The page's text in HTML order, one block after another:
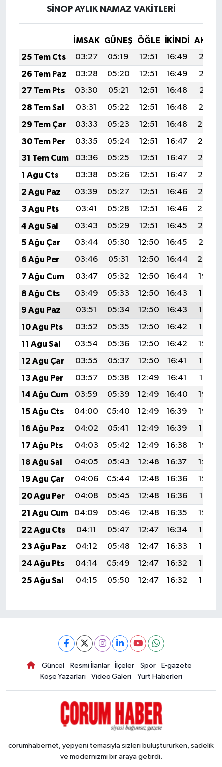
SİNOP AYLIK NAMAZ VAKITLERI
İMSAK GÜNEŞ ÖĞLE İKINDI
25 Tem Cts
03:27 05:19 12:51 16:49
20:13
26 Tem Paz
03:28 05:20 12:51 16:49
20:12
27 Tem Pts
03:30 05:21 12:51 16:48
20:11
28 Tem Sal
03:31 05:22 12:51 16:48
20:10
29 Tem Çar
03:33 05:23 12:51 16:48
20:09
30 Tem Per
03:35 05:24 12:51 16:47
20:08
31 Tem Cum
03:36 05:25 12:51 16:47
20:07
1 Ağu Cts
03:38 05:26 12:51 16:47
20:06
2 Ağu Paz
03:39 05:27 12:51 16:46
20:05
3 Ağu Pts
03:41 05:28 12:51 16:46
20:04
4 Ağu Sal
03:43 05:29 12:51 16:45
20:03
5 Ağu Çar
03:44 05:30 12:50 16:45
20:01
6 Ağu Per
03:46 05:31 12:50 16:44
20:00
7 Ağu Cum
03:47 05:32 12:50 16:44
19:59
8 Ağu Cts
03:49 05:33 12:50 16:43
19:58
9 Ağu Paz
03:51 05:34 12:50 16:43
19:56
10 Ağu Pts
03:52 05:35 12:50 16:42
19:55
11 Ağu Sal
03:54 05:36 12:50 16:42
19:54
12 Ağu Çar
03:55 05:37 12:50 16:41
19:52
13 Ağu Per
03:57 05:38 12:49 16:41
19:51
14 Ağu Cum
03:59 05:39 12:49 16:40
19:50
15 Ağu Cts
04:00 05:40 12:49 16:39
19:48
16 Ağu Paz
04:02 05:41 12:49 16:39
19:47
17 Ağu Pts
04:03 05:42 12:49 16:38
19:45
18 Ağu Sal
04:05 05:43 12:48 16:37
19:44
19 Ağu Çar
04:06 05:44 12:48 16:36
19:42
20 Ağu Per
04:08 05:45 12:48 16:36
19:41
21 Ağu Cum
04:09 05:46 12:48 16:35
19:39
22 Ağu Cts
04:11 05:47 12:47 16:34
19:38
23 Ağu Paz
04:12 05:48 12:47 16:33
19:36
24 Ağu Pts
04:14 05:49 12:47 16:32
19:35
25 Ağu Sal
04:15 05:50 12:47 16:32 19:33
Güncel Resmi İlanlar İlçeler Spor
E-gazete
Köşe Yazarları
Video Galeri Yurt Haberleri
corumhabernet, yepyeni temasıyla sizleri buluştururken, sadelik
ve modernizmi bir araya getirdi.